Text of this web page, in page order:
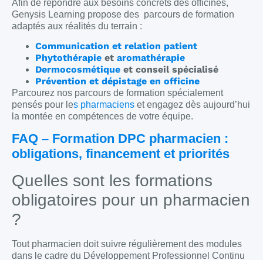
Afin de répondre aux besoins concrets des officines,
Genysis Learning propose des parcours de formation
adaptés aux réalités du terrain :
Communication et relation patient
Phytothérapie et aromathérapie
Dermocosmétique et conseil spécialisé
Prévention et dépistage en officine
Parcourez nos parcours de formation spécialement
pensés pour les pharmaciens et engagez dès aujourd’hui
la montée en compétences de votre équipe.
FAQ – Formation DPC pharmacien :
obligations, financement et priorités
Quelles sont les formations
obligatoires pour un pharmacien
?
Tout pharmacien doit suivre régulièrement des modules
dans le cadre du Développement Professionnel Continu